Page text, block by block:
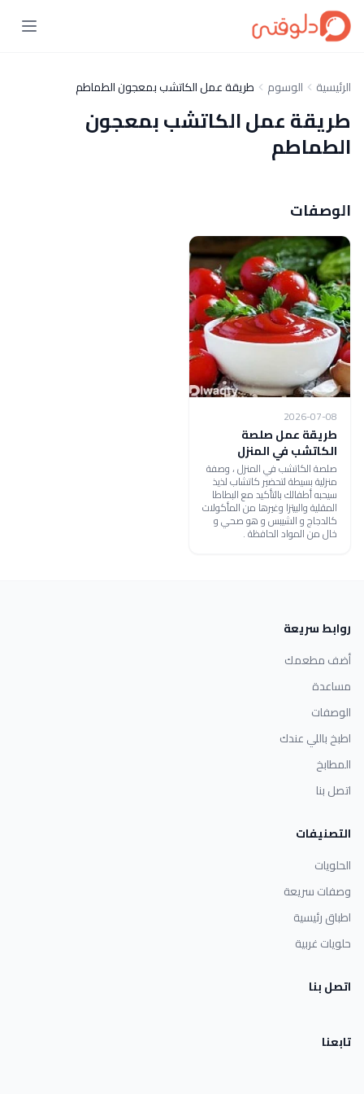
الرئيسية الوسوم طريقة عمل الكاتشب بمعجون الطماطم
طريقة عمل الكاتشب بمعجون
الطماطم
الوصفات
2026-07-08
طريقة عمل صلصة
الكاتشب في المنزل
صلصة الكاتشب في المنزل ، وصفة
منزلية بسيطة لتحضير كاتشاب لذيذ
سيحبه أطفالك بالتأكيد مع البطاطا
المقلية والبيتزا وغيرها من المأكولات
كالدجاج و الشيبس و هو صحي و
خال من المواد الحافظة .
روابط سريعة
أضف مطعمك
مساعدة
الوصفات
اطبخ باللي عندك
المطابخ
اتصل بنا
التصنيفات
الحلويات
وصفات سريعة
اطباق رئيسية
حلويات غربية
اتصل بنا
تابعنا